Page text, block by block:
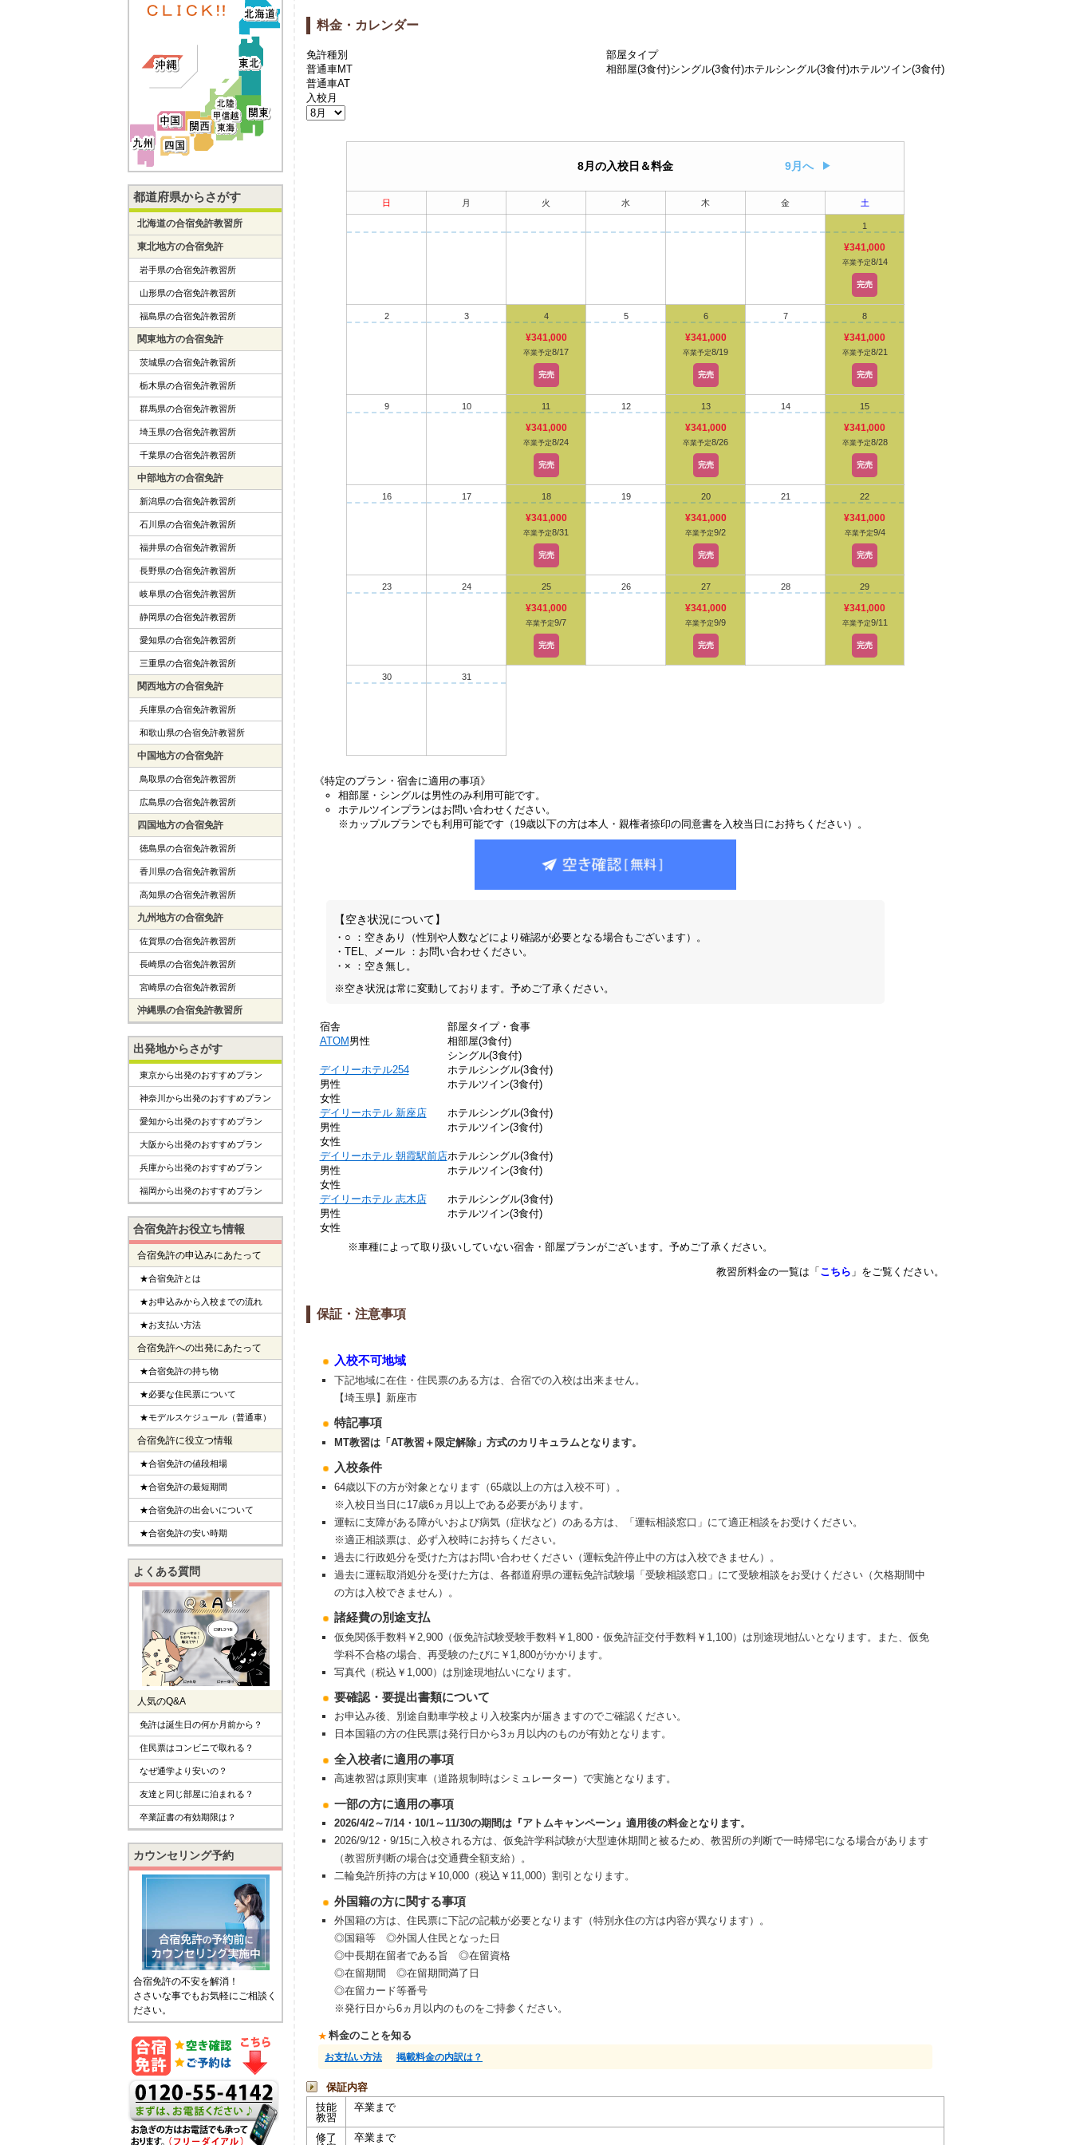
料金・カレンダー
免許種別
普通車MT
普通車AT
入校月
部屋タイプ
相部屋(3食付)シングル(3食付)ホテルシングル(3食付)ホテルツイン(3食付)
8月の入校日＆料金 9月へ
日 月 火 水 木 金 土
1
¥341,000
卒業予定8/14
完売
2 3 4
¥341,000
卒業予定8/17
完売
5 6
¥341,000
卒業予定8/19
完売
7 8
¥341,000
卒業予定8/21
完売
9 10 11
¥341,000
卒業予定8/24
完売
12 13
¥341,000
卒業予定8/26
完売
14 15
¥341,000
卒業予定8/28
完売
16 17 18
¥341,000
卒業予定8/31
完売
19 20
¥341,000
卒業予定9/2
完売
21 22
¥341,000
卒業予定9/4
完売
23 24 25
¥341,000
卒業予定9/7
完売
26 27
¥341,000
卒業予定9/9
完売
28 29
¥341,000
卒業予定9/11
完売
30 31
《特定のプラン・宿舎に適用の事項》
相部屋・シングルは男性のみ利用可能です。
ホテルツインプランはお問い合わせください。
※カップルプランでも利用可能です（19歳以下の方は本人・親権者捺印の同意書を入校当日にお持ちください）。
【空き状況について】
・○ ：空きあり（性別や人数などにより確認が必要となる場合もございます）。
・TEL、メール ：お問い合わせください。
・× ：空き無し。
※空き状況は常に変動しております。予めご了承ください。
宿舎
部屋タイプ・食事
ATOM男性
相部屋(3食付)
シングル(3食付)
デイリーホテル254
男性
女性
ホテルシングル(3食付)
ホテルツイン(3食付)
デイリーホテル 新座店
男性
女性
ホテルシングル(3食付)
ホテルツイン(3食付)
デイリーホテル 朝霞駅前店
男性
女性
ホテルシングル(3食付)
ホテルツイン(3食付)
デイリーホテル 志木店
男性
女性
ホテルシングル(3食付)
ホテルツイン(3食付)
※車種によって取り扱いしていない宿舎・部屋プランがございます。予めご了承ください。
教習所料金の一覧は「 こちら 」をご覧ください。
保証・注意事項
入校不可地域
下記地域に在住・住民票のある方は、合宿での入校は出来ません。
【埼玉県】新座市
特記事項
MT教習は「AT教習＋限定解除」方式のカリキュラムとなります。
入校条件
64歳以下の方が対象となります（65歳以上の方は入校不可）。
※入校日当日に17歳6ヵ月以上である必要があります。
運転に支障がある障がいおよび病気（症状など）のある方は、「運転相談窓口」にて適正相談をお受けください。
※適正相談票は、必ず入校時にお持ちください。
過去に行政処分を受けた方はお問い合わせください（運転免許停止中の方は入校できません）。
過去に運転取消処分を受けた方は、各都道府県の運転免許試験場「受験相談窓口」にて受験相談をお受けください（欠格期間中
の方は入校できません）。
諸経費の別途支払
仮免関係手数料￥2,900（仮免許試験受験手数料￥1,800・仮免許証交付手数料￥1,100）は別途現地払いとなります。また、仮免
学科不合格の場合、再受験のたびに￥1,800がかかります。
写真代（税込￥1,000）は別途現地払いになります。
要確認・要提出書類について
お申込み後、別途自動車学校より入校案内が届きますのでご確認ください。
日本国籍の方の住民票は発行日から3ヵ月以内のものが有効となります。
全入校者に適用の事項
高速教習は原則実車（道路規制時はシミュレーター）で実施となります。
⼀部の方に適用の事項
2026/4/2～7/14・10/1～11/30の期間は『アトムキャンペーン』適用後の料金となります。
2026/9/12・9/15に入校される方は、仮免許学科試験が大型連休期間と被るため、教習所の判断で一時帰宅になる場合があります
（教習所判断の場合は交通費全額支給）。
二輪免許所持の方は￥10,000（税込￥11,000）割引となります。
外国籍の方に関する事項
外国籍の方は、住民票に下記の記載が必要となります（特別永住の方は内容が異なります）。
◎国籍等 ◎外国人住民となった日
◎中長期在留者である旨 ◎在留資格
◎在留期間 ◎在留期間満了日
◎在留カード等番号
※発行日から6ヵ月以内のものをご持参ください。
料金のことを知る
お支払い方法 掲載料金の内訳は？
保証内容
技能
教習
卒業まで
修了
卒業まで
都道府県からさがす
北海道の合宿免許教習所
東北地方の合宿免許
岩手県の合宿免許教習所
山形県の合宿免許教習所
福島県の合宿免許教習所
関東地方の合宿免許
茨城県の合宿免許教習所
栃木県の合宿免許教習所
群馬県の合宿免許教習所
埼玉県の合宿免許教習所
千葉県の合宿免許教習所
中部地方の合宿免許
新潟県の合宿免許教習所
石川県の合宿免許教習所
福井県の合宿免許教習所
長野県の合宿免許教習所
岐阜県の合宿免許教習所
静岡県の合宿免許教習所
愛知県の合宿免許教習所
三重県の合宿免許教習所
関西地方の合宿免許
兵庫県の合宿免許教習所
和歌山県の合宿免許教習所
中国地方の合宿免許
鳥取県の合宿免許教習所
広島県の合宿免許教習所
四国地方の合宿免許
徳島県の合宿免許教習所
香川県の合宿免許教習所
高知県の合宿免許教習所
九州地方の合宿免許
佐賀県の合宿免許教習所
長崎県の合宿免許教習所
宮崎県の合宿免許教習所
沖縄県の合宿免許教習所
出発地からさがす
東京から出発のおすすめプラン
神奈川から出発のおすすめプラン
愛知から出発のおすすめプラン
大阪から出発のおすすめプラン
兵庫から出発のおすすめプラン
福岡から出発のおすすめプラン
合宿免許お役立ち情報
合宿免許の申込みにあたって
★合宿免許とは
★お申込みから入校までの流れ
★お支払い方法
合宿免許への出発にあたって
★合宿免許の持ち物
★必要な住民票について
★モデルスケジュール（普通車）
合宿免許に役立つ情報
★合宿免許の値段相場
★合宿免許の最短期間
★合宿免許の出会いについて
★合宿免許の安い時期
よくある質問
人気のQ&A
免許は誕生日の何か月前から？
住民票はコンビニで取れる？
なぜ通学より安いの？
友達と同じ部屋に泊まれる？
卒業証書の有効期限は？
カウンセリング予約
合宿免許の不安を解消！
ささいな事でもお気軽にご相談く
ださい。